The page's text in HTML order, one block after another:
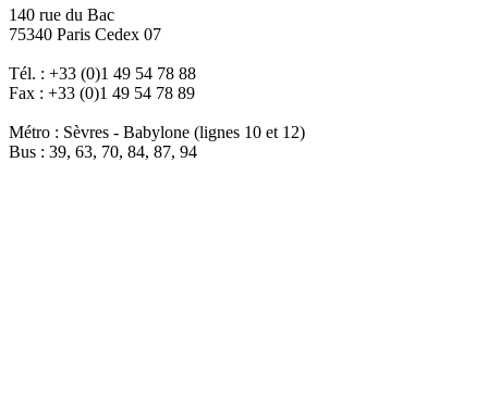
140 rue du Bac
75340 Paris Cedex 07
Tél. : +33 (0)1 49 54 78 88
Fax : +33 (0)1 49 54 78 89
Métro : Sèvres - Babylone (lignes 10 et 12)
Bus : 39, 63, 70, 84, 87, 94